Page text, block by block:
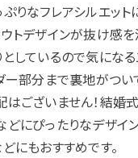
りなフレアシルエット
トデザインが抜け感
しているので気にな
ー部分まで裏地がつ
ございません！結婚
にぴったりなデザイ
にもおすすめです。